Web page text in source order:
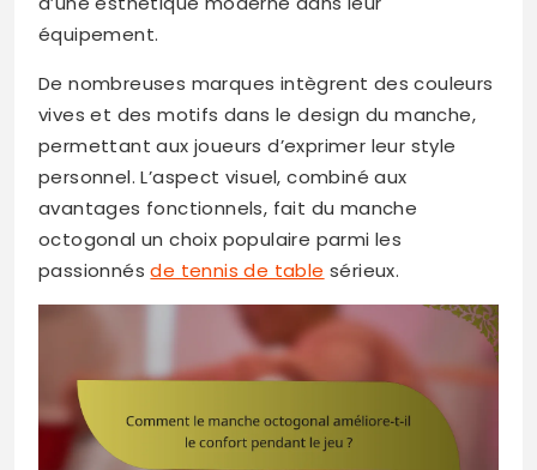
équipement.
De nombreuses marques intègrent des couleurs
vives et des motifs dans le design du manche,
permettant aux joueurs d’exprimer leur style
personnel. L’aspect visuel, combiné aux
avantages fonctionnels, fait du manche
octogonal un choix populaire parmi les
passionnésde tennis de table sérieux.